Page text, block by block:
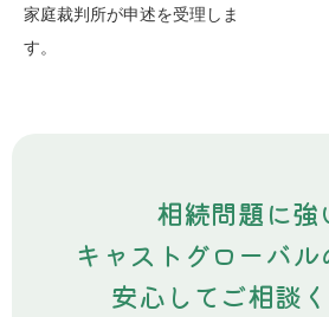
家庭裁判所が申述を受理しま
す。
相続問題に強
キャストグローバ
安心してご相談